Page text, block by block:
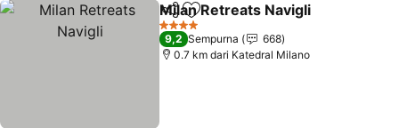
BagikanTambahkan ke favorit
Milan Retreats Navigli
4 Bintang
9,2 Sempurna
668
0.7 km dari Katedral Milano